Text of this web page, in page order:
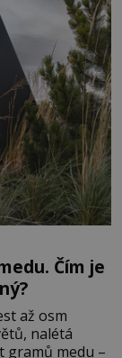
Čím je
až osm
nalétá
gramů medu –